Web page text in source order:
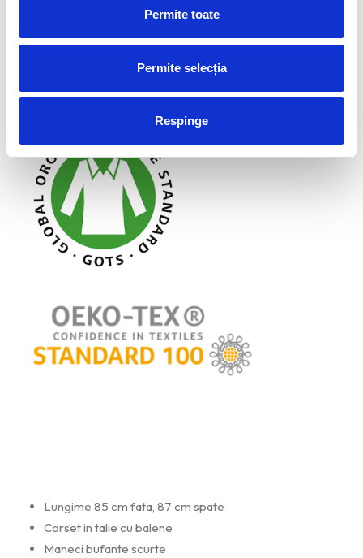
Permite toate
Permite selecția
Respinge
Lungime 85 cm fata, 87 cm spate
Corset in talie cu balene
Maneci bufante scurte